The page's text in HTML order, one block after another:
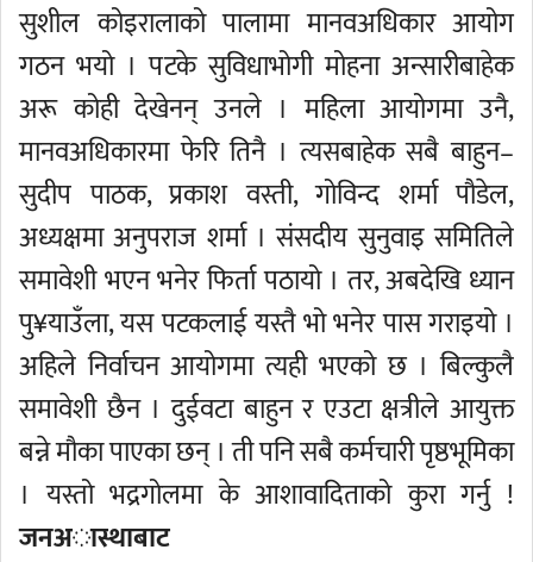
सुशील कोइरालाको पालामा मानवअधिकार आयोग
गठन भयो । पटके सुविधाभोगी मोहना अन्सारीबाहेक
अरू कोही देखेनन् उनले । महिला आयोगमा उनै,
मानवअधिकारमा फेरि तिनै । त्यसबाहेक सबै बाहुन–
सुदीप पाठक, प्रकाश वस्ती, गोविन्द शर्मा पौडेल,
अध्यक्षमा अनुपराज शर्मा । संसदीय सुनुवाइ समितिले
समावेशी भएन भनेर फिर्ता पठायो । तर, अबदेखि ध्यान
पु¥याउँला, यस पटकलाई यस्तै भो भनेर पास गराइयो ।
अहिले निर्वाचन आयोगमा त्यही भएको छ । बिल्कुलै
समावेशी छैन । दुईवटा बाहुन र एउटा क्षत्रीले आयुक्त
बन्ने मौका पाएका छन् । ती पनि सबै कर्मचारी पृष्ठभूमिका
। यस्तो भद्रगोलमा के आशावादिताको कुरा गर्नु !
जनअास्थाबाट